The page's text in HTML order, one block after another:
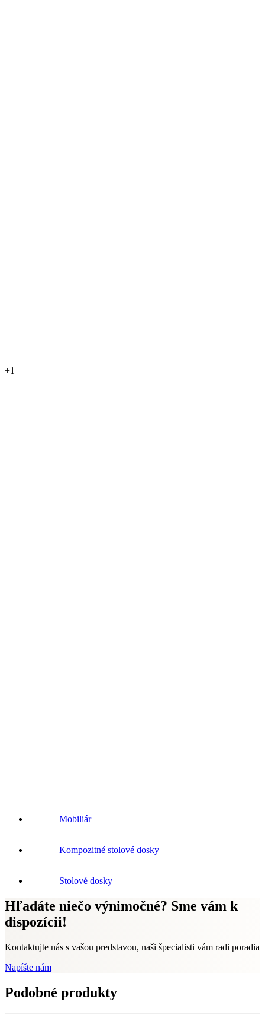
+1
Mobiliár
Kompozitné stolové dosky
Stolové dosky
Hľadáte niečo výnimočné? Sme vám k
dispozícii!
Kontaktujte nás s vašou predstavou, naši špecialisti vám radi poradia
Napíšte nám
Podobné produkty